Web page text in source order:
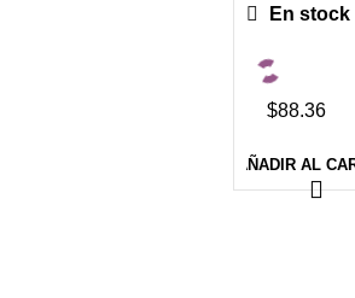
En stock
$88.36
AÑADIR AL